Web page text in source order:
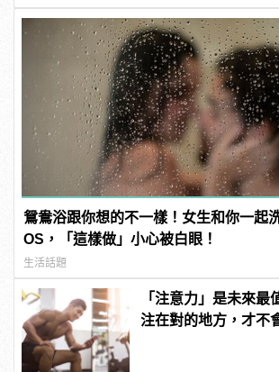
鴛鴦浴跟你想的不一樣！女生和你一起
OS，「這樣做」小心被白眼！
生活話題
「注意力」是未來最
注在對的地方，才不